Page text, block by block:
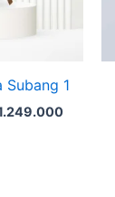
Subang 1